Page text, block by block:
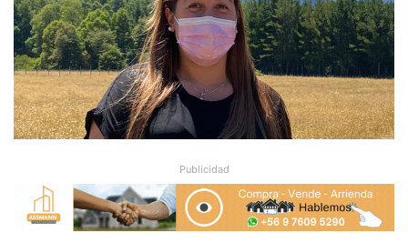
Publicidad